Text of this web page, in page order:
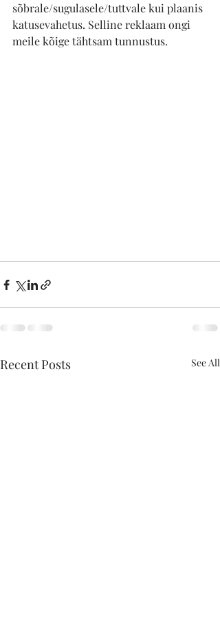
sõbrale/sugulasele/tuttvale kui plaanis
katusevahetus. Selline reklaam ongi
meile kõige tähtsam tunnustus.
Recent Posts See All